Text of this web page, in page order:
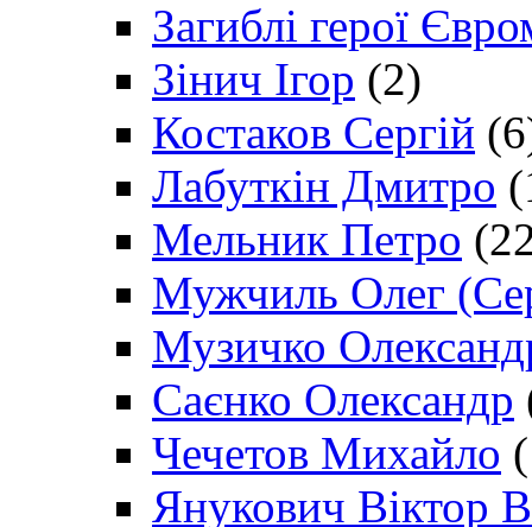
Загиблі герої
Зінич Ігор (2)
Костаков Сергій
Лабуткін Дмитро
Мельник Петро
Мужчиль Олег
Музичко
Саєнко Олександр
Чечетов Михайло
Янукович Віктор